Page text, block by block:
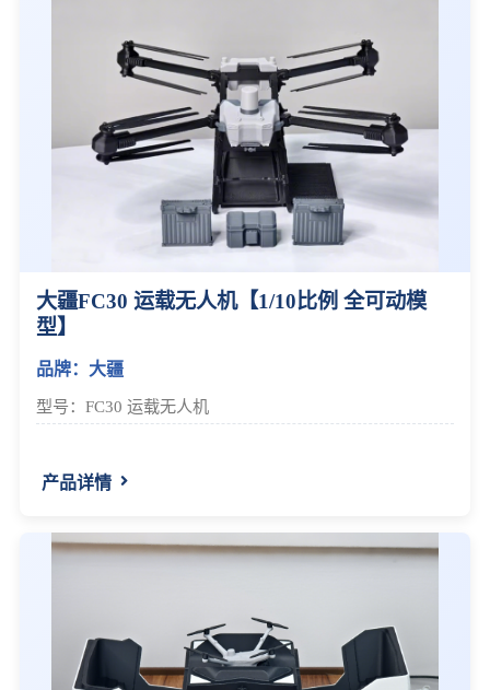
大疆FC30 运载无人机【1/10比例 全可动模
型】
品牌：大疆
型号：FC30 运载无人机
产品详情